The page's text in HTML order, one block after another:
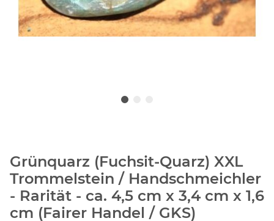
Grünquarz (Fuchsit-Quarz) XXL
Trommelstein / Handschmeichler
- Rarität - ca. 4,5 cm x 3,4 cm x 1,6
cm (Fairer Handel / GKS)